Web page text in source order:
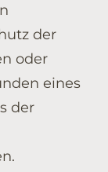
der
oder
eines
der